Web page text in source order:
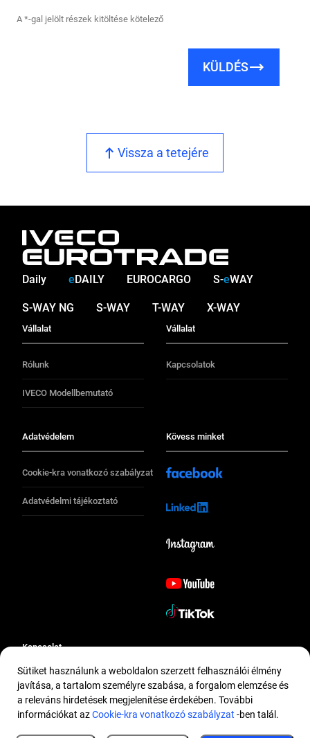
A *-gal jelölt részek kitöltése kötelező
KÜLDÉS
Vissza a tetejére
Daily e DAILY EUROCARGO S-eWAY
S-WAY NG S-WAY T-WAY X-WAY
Vállalat
Rólunk
IVECO Modellbemutató
Vállalat
Kapcsolatok
Adatvédelem
Cookie-kra vonatkozó szabályzat
Adatvédelmi tájékoztató
Kövess minket
Kapcsolat
Kapcsolat
© IVECO S.p.A – an Iveco Group Company
Sütiket használunk a weboldalon szerzett felhasználói élmény
javítása, a tartalom személyre szabása, a forgalom elemzése és
a releváns hirdetések megjelenítése érdekében. További
információkat azCookie-kra vonatkozó szabályzat -ben talál.